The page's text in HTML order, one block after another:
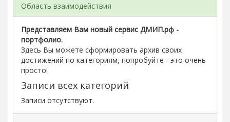
Область взаимодействия
Представляем Вам новый сервис ДМИП.рф -
портфолио.
Здесь Вы можете сформировать архив своих
достижений по категориям, попробуйте - это очень
просто!
Записи всех категорий
Записи отсутствуют.